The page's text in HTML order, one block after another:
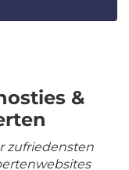
&
zufriedensten